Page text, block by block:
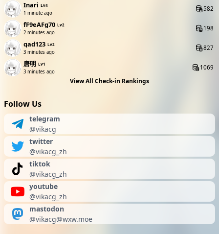
Inari Lv4
1 minute ago
582
fF9eAFg70 Lv2
2 minutes ago
198
qad123 Lv2
3 minutes ago
827
唐明 Lv1
3 minutes ago
1069
View All Check-in Rankings
Follow Us
telegram
@vikacg
twitter
@vikacg_zh
tiktok
@vikacg_zh
youtube
@vikacg_zh
mastodon
@vikacg@wxw.moe